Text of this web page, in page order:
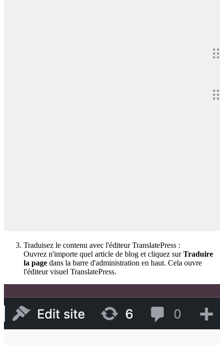
Traduisez le contenu avec l'éditeur TranslatePress :
Ouvrez n'importe quel article de blog et cliquez surTraduire
la page dans la barre d'administration en haut. Cela ouvre
l'éditeur visuel TranslatePress.